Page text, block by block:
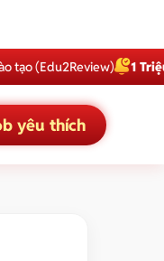
1 Triệu
yêu thích